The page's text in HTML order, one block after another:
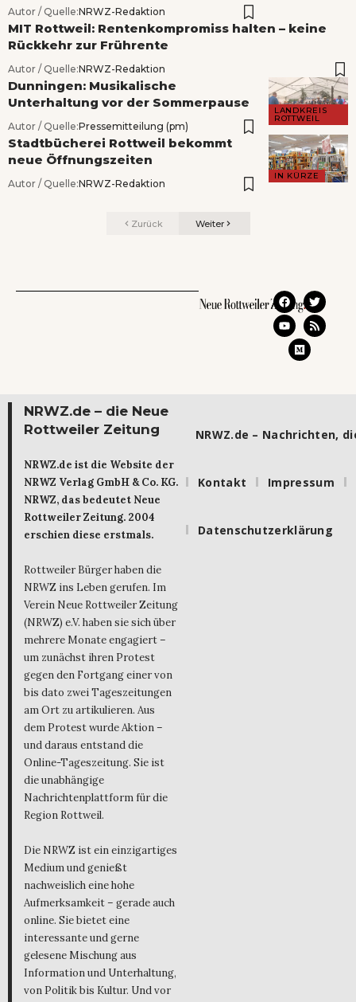
Autor / Quelle:NRWZ-Redaktion
MIT Rottweil: Rentenkompromiss halten – keine
Rückkehr zur Frührente
Autor / Quelle:NRWZ-Redaktion
LANDKREIS
ROTTWEIL
Dunningen: Musikalische
Unterhaltung vor der Sommerpause
Autor / Quelle:Pressemitteilung (pm)
IN KÜRZE
Stadtbücherei Rottweil bekommt
neue Öffnungszeiten
Autor / Quelle:NRWZ-Redaktion
Zurück Weiter
NRWZ.de – die Neue
Rottweiler Zeitung
NRWZ.de ist die Website der
NRWZ Verlag GmbH & Co. KG.
NRWZ, das bedeutet Neue
Rottweiler Zeitung. 2004
erschien diese erstmals.
Rottweiler Bürger haben die
NRWZ ins Leben gerufen. Im
Verein Neue Rottweiler Zeitung
(NRWZ) e.V. haben sie sich über
mehrere Monate engagiert –
um zunächst ihren Protest
gegen den Fortgang einer von
bis dato zwei Tageszeitungen
am Ort zu artikulieren. Aus
dem Protest wurde Aktion –
und daraus entstand die
Online-Tageszeitung. Sie ist
die unabhängige
Nachrichtenplattform für die
Region Rottweil.
Die NRWZ ist ein einzigartiges
Medium und genießt
nachweislich eine hohe
Aufmerksamkeit – gerade auch
online. Sie bietet eine
interessante und gerne
gelesene Mischung aus
Information und Unterhaltung,
von Politik bis Kultur. Und vor
NRWZ.de – Nachrichten,
Kontakt Impressum
Datenschutzerklärung